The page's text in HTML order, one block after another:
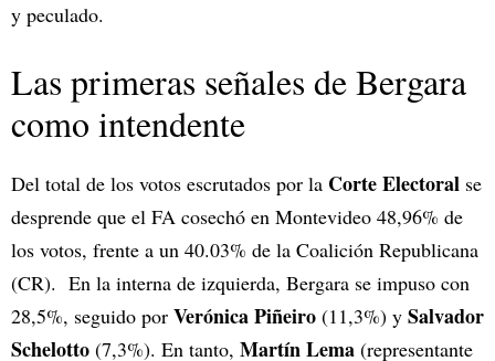
y peculado.
Las primeras señales de Bergara
como intendente
Del total de los votos escrutados por la Corte Electoral se
desprende que el FA cosechó en Montevideo 48,96% de
los votos, frente a un 40.03% de la Coalición Republicana
(CR). En la interna de izquierda, Bergara se impuso con
28,5%, seguido por Verónica Piñeiro (11,3%) y Salvador
Schelotto (7,3%). En tanto, Martín Lema (representante